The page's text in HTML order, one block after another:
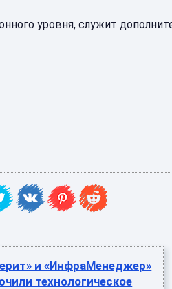
уровня, служит
и «ИнфраМенеджер»
технологическое